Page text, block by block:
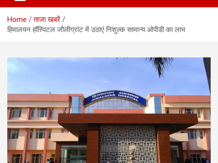
Home
ताजा खबरें
हिमालयन हॉस्पिटल जौलीग्रांट में उठाएं निशुल्क सामान्य ओपीडी का लाभ